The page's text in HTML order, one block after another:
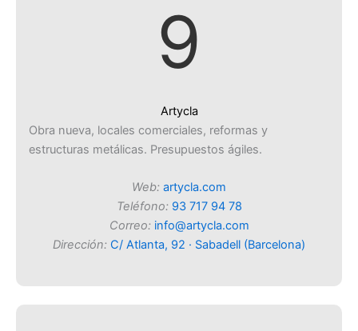
9
Artycla
Obra nueva, locales comerciales, reformas y
estructuras metálicas. Presupuestos ágiles.
Web: artycla.com
Teléfono: 93 717 94 78
Correo: info@artycla.com
Dirección: C/ Atlanta, 92 · Sabadell (Barcelona)